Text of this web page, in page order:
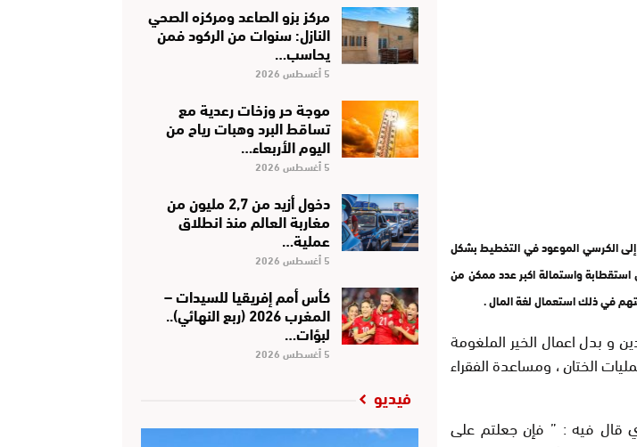
إلى الكرسي الموعود في التخطيط بشكل
واستمالة اكبر عدد ممكن من
في ذلك استعمال لغة المال .
و بدل اعمال الخير الملغومة
الختان ، ومساعدة الفقراء
قال فيه : ” فإن جعلتم على
مركز بزو الصاعد ومركزه الصحي
النازل: سنوات من الركود فمن
يحاسب…
5 أغسطس 2026
موجة حر وزخات رعدية مع
تساقط البرد وهبات رياح من
اليوم الأربعاء…
5 أغسطس 2026
دخول أزيد من 2,7 مليون من
مغاربة العالم منذ انطلاق
عملية…
5 أغسطس 2026
كأس أمم إفريقيا للسيدات –
المغرب 2026 (ربع النهائي)..
لبؤات…
5 أغسطس 2026
فيديو